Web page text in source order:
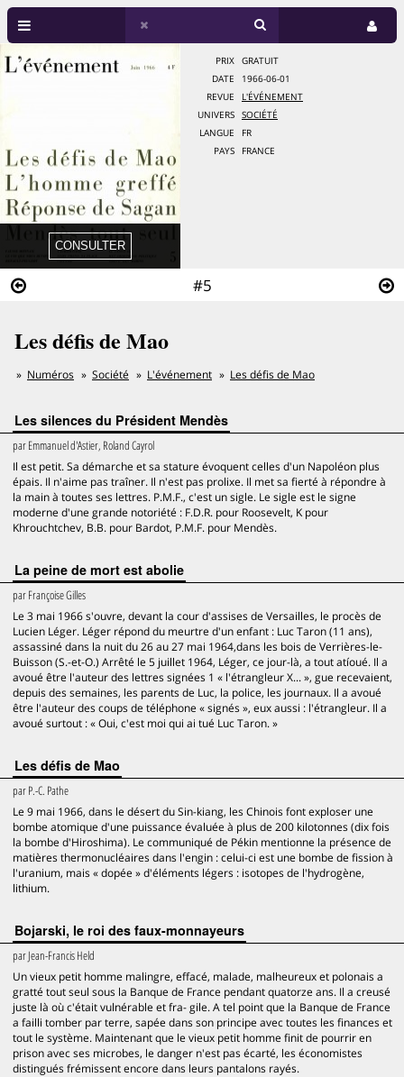
#5
PRIX
GRATUIT
DATE
1966-06-01
REVUE
L'ÉVÉNEMENT
UNIVERS
SOCIÉTÉ
LANGUE
FR
PAYS
FRANCE
Les défis de Mao
Numéros Société L'événement Les défis de Mao
Les silences du Président Mendès
parEmmanuel d'Astier, Roland Cayrol
Il est petit. Sa démarche et sa stature évoquent celles d'un Napoléon plus
épais. Il n'aime pas traîner. Il n'est pas prolixe. Il met sa fierté à répondre à
la main à toutes ses lettres. P.M.F., c'est un sigle. Le sigle est le signe
moderne d'une grande notoriété : F.D.R. pour Roosevelt, K pour
Khrouchtchev, B.B. pour Bardot, P.M.F. pour Mendès.
La peine de mort est abolie
parFrançoise Gilles
Le 3 mai 1966 s'ouvre, devant la cour d'assises de Versailles, le procès de
Lucien Léger. Léger répond du meurtre d'un enfant : Luc Taron (11 ans),
assassiné dans la nuit du 26 au 27 mai 1964,dans les bois de Verrières-le-
Buisson (S.-et-O.) Arrêté le 5 juillet 1964, Léger, ce jour-là, a tout atíoué. Il a
avoué être l'auteur des lettres signées 1 « l'étrangleur X... », gue recevaient,
depuis des semaines, les parents de Luc, la police, les journaux. Il a avoué
être l'auteur des coups de téléphone « signés », eux aussi : l'étrangleur. Il a
avoué surtout : « Oui, c'est moi qui ai tué Luc Taron. »
Les défis de Mao
parP.-C. Pathe
Le 9 mai 1966, dans le désert du Sin-kiang, les Chinois font exploser une
bombe atomique d'une puissance évaluée à plus de 200 kilotonnes (dix fois
la bombe d'Hiroshima). Le communiqué de Pékin mentionne la présence de
matières thermonucléaires dans l'engin : celui-ci est une bombe de fission à
l'uranium, mais « dopée » d'éléments légers : isotopes de l'hydrogène,
lithium.
Bojarski, le roi des faux-monnayeurs
parJean-Francis Held
Un vieux petit homme malingre, effacé, malade, malheureux et polonais a
gratté tout seul sous la Banque de France pendant quatorze ans. Il a creusé
juste là où c'était vulnérable et fra- gile. A tel point que la Banque de France
a failli tomber par terre, sapée dans son principe avec toutes les finances et
tout le système. Maintenant que le vieux petit homme finit de pourrir en
prison avec ses microbes, le danger n'est pas écarté, les économistes
distingués frémissent encore dans leurs pantalons rayés.